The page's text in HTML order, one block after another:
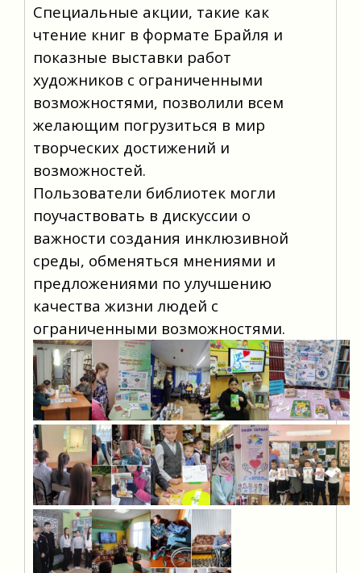
Специальные акции, такие как
чтение книг в формате Брайля и
показные выставки работ
художников с ограниченными
возможностями, позволили всем
желающим погрузиться в мир
творческих достижений и
возможностей.
Пользователи библиотек могли
поучаствовать в дискуссии о
важности создания инклюзивной
среды, обменяться мнениями и
предложениями по улучшению
качества жизни людей с
ограниченными возможностями.